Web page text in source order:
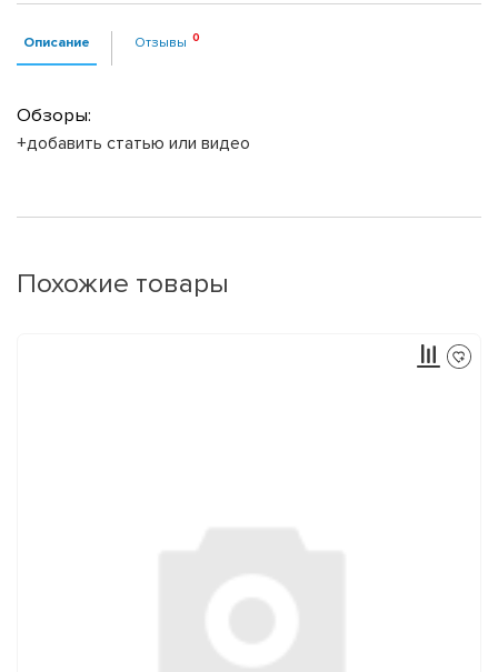
Описание Отзывы
Обзоры:
+добавить статью или видео
Похожие товары